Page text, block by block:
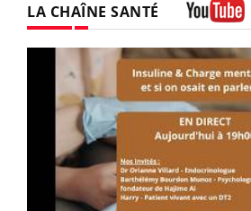
LA CHAÎNE SANTÉ